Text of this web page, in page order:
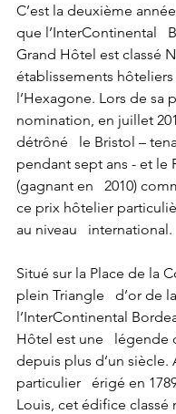
C’est la deuxième
que l’InterContinental
Grand Hôtel est classé
établissements
l’Hexagone. Lors de sa
nomination, en juillet
détrôné   le Bristol –
pendant sept ans - et le
(gagnant en   2010)
ce prix hôtelier
au niveau   international.
Situé sur la Place de la
plein Triangle   d’or de
l’InterContinental
Hôtel est une   légende
depuis plus d’un siècle.
particulier   érigé en
Louis, cet édifice classé